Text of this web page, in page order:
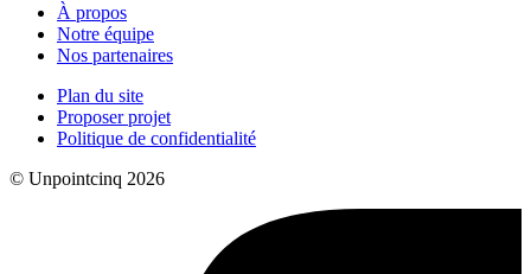
À propos
Notre équipe
Nos partenaires
Plan du site
Proposer projet
Politique de confidentialité
© Unpointcinq 2026